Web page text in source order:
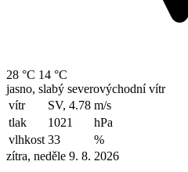
28 °C 14 °C
jasno, slabý severovýchodní vítr
vítr
SV, 4.78 m/s
tlak
1021
hPa
vlhkost 33
%
zítra, neděle 9. 8. 2026